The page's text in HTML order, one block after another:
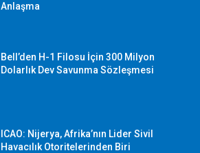
Anlaşma
Bell’den H-1 Filosu İçin 300 Milyon
Dolarlık Dev Savunma Sözleşmesi
ICAO: Nijerya, Afrika’nın Lider Sivil
Havacılık Otoritelerinden Biri